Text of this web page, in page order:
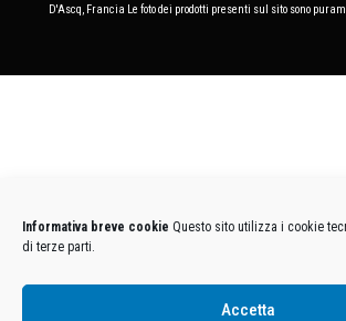
Informativa breve cookie Questo sito utilizza i cookie
di terze parti.
Accetta
D'Ascq, Francia Le foto dei prodotti presenti sul sito sono